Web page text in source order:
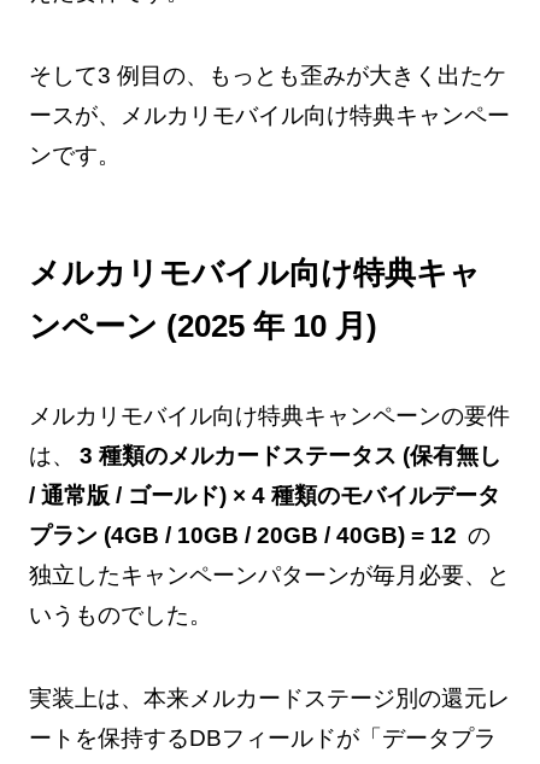
そして3 例目の、もっとも歪みが大きく出たケ
ースが、メルカリモバイル向け特典キャンペー
ンです。
メルカリモバイル向け特典キャ
ンペーン (2025 年 10 月)
メルカリモバイル向け特典キャンペーンの要件
は、
3 種類のメルカードステータス (保有無し
/ 通常版 / ゴールド) × 4 種類のモバイルデータ
プラン (4GB / 10GB / 20GB / 40GB) = 12 の
独立したキャンペーンパターンが毎月必要、と
いうものでした。
実装上は、本来メルカードステージ別の還元レ
ートを保持するDBフィールドが「データプラ